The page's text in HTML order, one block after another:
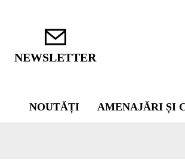
NEWSLETTER
NOUTĂȚI AMENAJĂRI ȘI